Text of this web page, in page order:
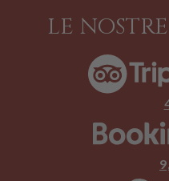
LE